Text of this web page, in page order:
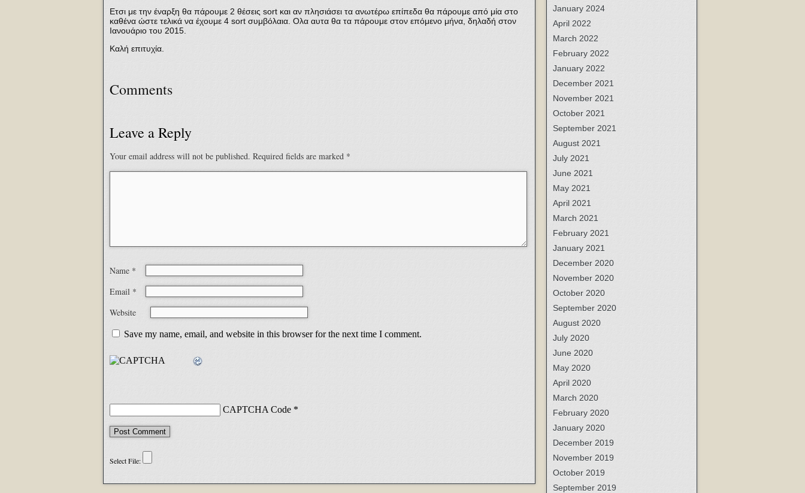
Ετσι με την έναρξη θα πάρουμε 2 θέσεις sort και αν πλησιάσει τα ανωτέρω επίπεδα θα πάρουμε από μία στο
καθένα ώστε τελικά να έχουμε 4 sort συμβόλαια. Ολα αυτα θα τα πάρουμε στον επόμενο μήνα, δηλαδή στον
Ιανουάριο του 2015.
Καλή επιτυχία.
Comments
Leave a Reply
Your email address will not be published. Required fields are marked *
Name *
Email *
Website
Save my name, email, and website in this browser for the next time I comment.
CAPTCHA Code *
January 2024
April 2022
March 2022
February 2022
January 2022
December 2021
November 2021
October 2021
September 2021
August 2021
July 2021
June 2021
May 2021
April 2021
March 2021
February 2021
January 2021
December 2020
November 2020
October 2020
September 2020
August 2020
July 2020
June 2020
May 2020
April 2020
March 2020
February 2020
January 2020
December 2019
November 2019
October 2019
September 2019